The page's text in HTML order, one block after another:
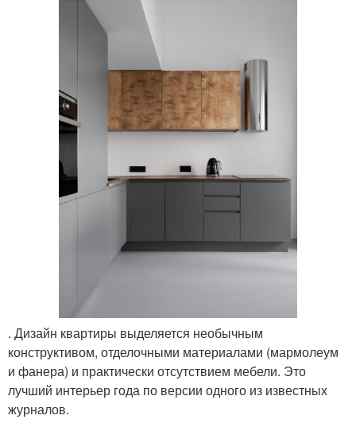
. Дизайн квартиры выделяется необычным
конструктивом, отделочными материалами (мармолеум
и фанера) и практически отсутствием мебели. Это
лучший интерьер года по версии одного из известных
журналов.